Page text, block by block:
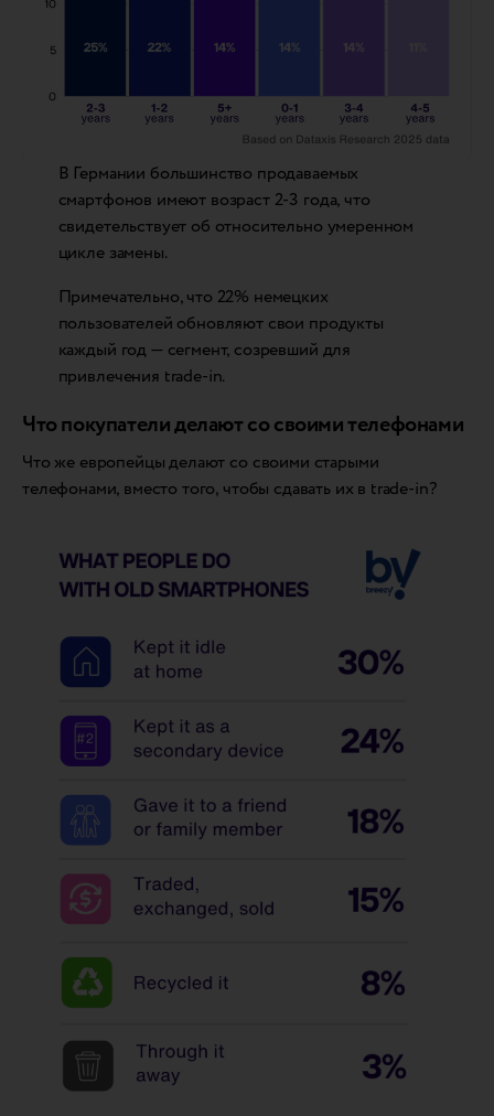
В Германии большинство продаваемых
смартфонов имеют возраст 2-3 года, что
свидетельствует об относительно умеренном
цикле замены.
Примечательно, что 22% немецких
пользователей обновляют свои продукты
каждый год — сегмент, созревший для
привлечения trade-in.
Что покупатели делают со своими телефонами
Что же европейцы делают со своими старыми
телефонами, вместо того, чтобы сдавать их в trade-in?